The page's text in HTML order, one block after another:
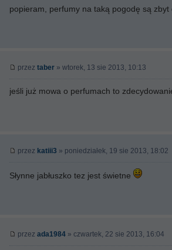
popieram, perfumy na taką pogodę są zbyt
przez taber » wtorek, 13 sie 2013, 10:13
jeśli już mowa o perfumach to
przez katiii3 » poniedziałek, 19 sie 2013, 18:02
Słynne jabłuszko tez jest świetne
przez ada1984 » czwartek, 22 sie 2013, 16:04